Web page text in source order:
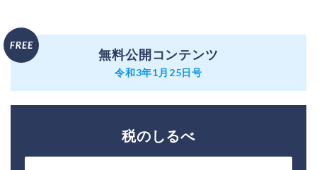
無料公開コンテンツ
令和3年1月25日号
税のしるべ